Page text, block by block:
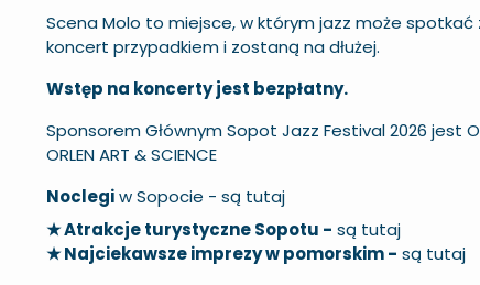
Scena Molo to miejsce, w którym jazz może
koncert przypadkiem i zostaną na dłużej.
Wstęp na koncerty jest bezpłatny.
Sponsorem Głównym Sopot Jazz Festival 2026 jest
ORLEN ART & SCIENCE
Noclegiw Sopocie - są tutaj
★ Atrakcje turystyczne Sopotu - są tutaj
★ Najciekawsze imprezy w pomorskim - są tutaj